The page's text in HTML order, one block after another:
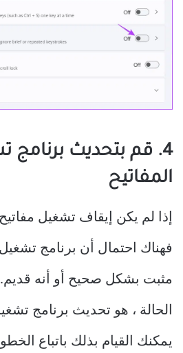
4. قم بتحديث
المفاتيح
إذا لم يكن إيقاف تشغيل
فهناك احتمال أن برنامج تشغيل
مثبت بشكل صحيح أو أنه
الحالة ، هو تحديث برنامج
يمكنك القيام بذلك باتباع